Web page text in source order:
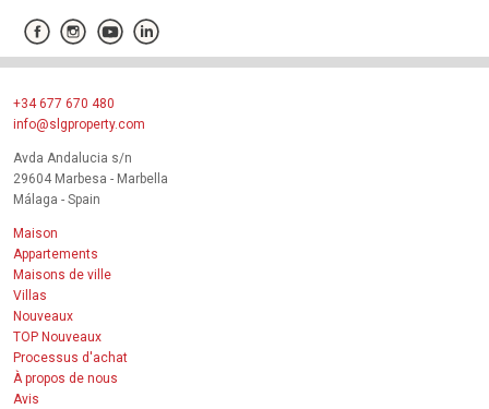
+34 677 670 480
info@slgproperty.com
Avda Andalucia s/n
29604 Marbesa - Marbella
Málaga - Spain
Maison
Appartements
Maisons de ville
Villas
Nouveaux
TOP Nouveaux
Processus d'achat
À propos de nous
Avis